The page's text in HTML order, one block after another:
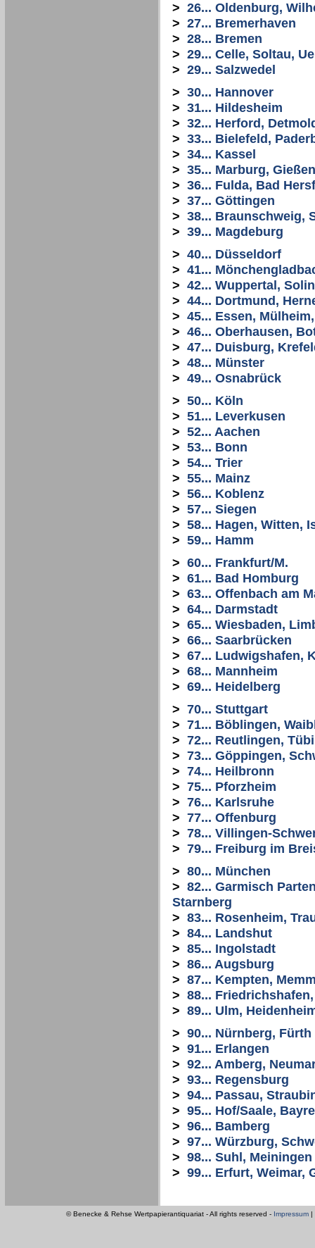
> 26... Oldenburg,
> 27... Bremerhaven
> 28... Bremen
> 29... Celle, Soltau,
> 29... Salzwedel
> 30... Hannover
> 31... Hildesheim
> 32... Herford,
> 33... Bielefeld,
> 34... Kassel
> 35... Marburg,
> 36... Fulda, Bad
> 37... Göttingen
> 38... Braunschweig,
> 39... Magdeburg
> 40... Düsseldorf
> 41...
> 42... Wuppertal,
> 44... Dortmund,
> 45... Essen,
> 46... Oberhausen,
> 47... Duisburg,
> 48... Münster
> 49... Osnabrück
> 50... Köln
> 51... Leverkusen
> 52... Aachen
> 53... Bonn
> 54... Trier
> 55... Mainz
> 56... Koblenz
> 57... Siegen
> 58... Hagen, Witten,
> 59... Hamm
> 60... Frankfurt/M.
> 61... Bad Homburg
> 63... Offenbach am
> 64... Darmstadt
> 65... Wiesbaden,
> 66... Saarbrücken
> 67... Ludwigshafen,
> 68... Mannheim
> 69... Heidelberg
> 70... Stuttgart
> 71... Böblingen,
> 72... Reutlingen,
> 73... Göppingen,
> 74... Heilbronn
> 75... Pforzheim
> 76... Karlsruhe
> 77... Offenburg
> 78... Villingen-
> 79... Freiburg im
> 80... München
> 82... Garmisch
Starnberg
> 83... Rosenheim,
> 84... Landshut
> 85... Ingolstadt
> 86... Augsburg
> 87... Kempten,
> 88...
> 89... Ulm,
> 90... Nürnberg, Fürth
> 91... Erlangen
> 92... Amberg,
> 93... Regensburg
> 94... Passau,
> 95... Hof/Saale,
> 96... Bamberg
> 97... Würzburg,
> 98... Suhl, Meiningen
> 99... Erfurt, Weimar,
© Benecke & Rehse Wertpapierantiquariat - All rights reserved - Impressum |